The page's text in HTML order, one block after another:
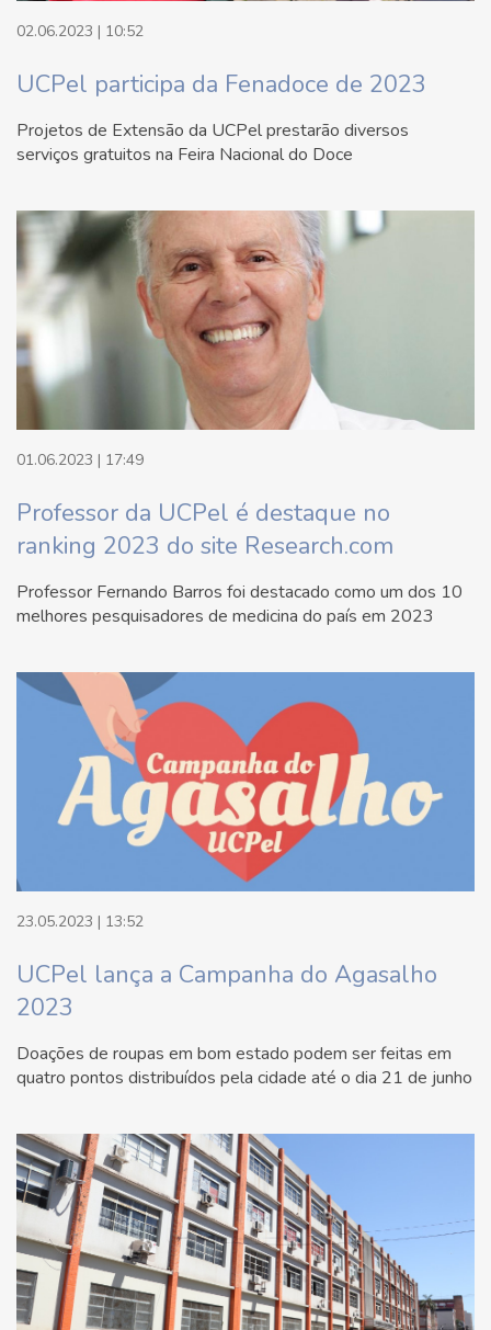
02.06.2023 | 10:52
UCPel participa da Fenadoce de 2023
Projetos de Extensão da UCPel prestarão diversos
serviços gratuitos na Feira Nacional do Doce
01.06.2023 | 17:49
Professor da UCPel é destaque no
ranking 2023 do site Research.com
Professor Fernando Barros foi destacado como um dos 10
melhores pesquisadores de medicina do país em 2023
23.05.2023 | 13:52
UCPel lança a Campanha do Agasalho
2023
Doações de roupas em bom estado podem ser feitas em
quatro pontos distribuídos pela cidade até o dia 21 de junho